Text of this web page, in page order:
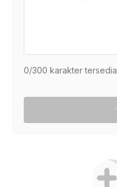
0/300 karakter tersedia